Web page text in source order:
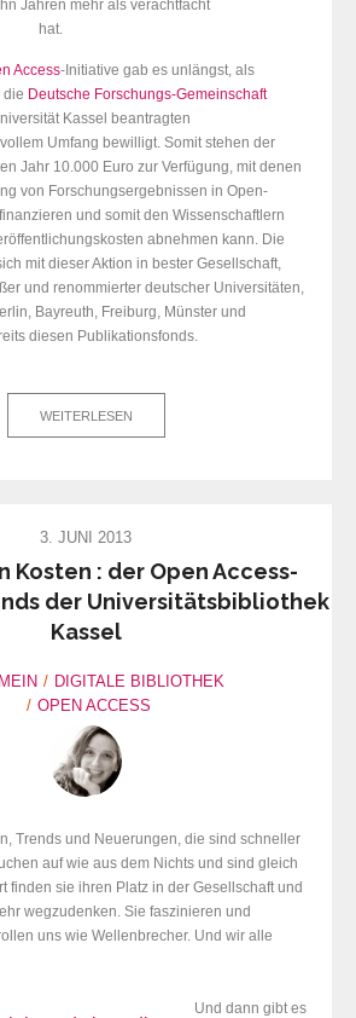
Jahren mehr als verachtfacht
hat.
Access-Initiative gab es unlängst, als
die Deutsche Forschungs-Gemeinschaft
Kassel beantragten
Umfang bewilligt. Somit stehen der
Jahr 10.000 Euro zur Verfügung, mit denen
von Forschungsergebnissen in Open-
und somit den Wissenschaftlern
abnehmen kann. Die
mit dieser Aktion in bester Gesellschaft,
und renommierter deutscher Universitäten,
Bayreuth, Freiburg, Münster und
diesen Publikationsfonds.
WEITERLESEN
3. JUNI 2013
Kosten : der Open Access-
der Universitätsbibliothek
Kassel
DIGITALE BIBLIOTHEK
OPEN ACCESS
Trends und Neuerungen, die sind schneller
auf wie aus dem Nichts und sind gleich
finden sie ihren Platz in der Gesellschaft und
wegzudenken. Sie faszinieren und
uns wie Wellenbrecher. Und wir alle
Und dann gibt es